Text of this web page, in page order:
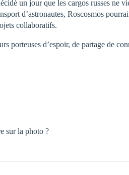
un jour que les cargos russes ne
d’astronautes, Roscosmos
collaboratifs.
porteuses d’espoir, de partage de
sur la photo ?